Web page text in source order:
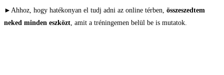
►Ahhoz, hogy hatékonyan el tudj adni az online térben, összeszedtem
neked minden eszközt, amit a tréningemen belül be is mutatok.